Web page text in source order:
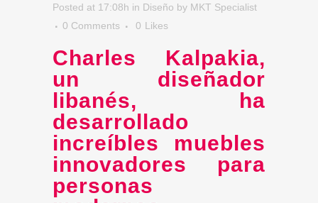
Posted at 17:08h in Diseño by MKT Specialist
0 Comments
0 Likes
Charles Kalpakia,
un diseñador
libanés, ha
desarrollado
increíbles muebles
innovadores para
personas